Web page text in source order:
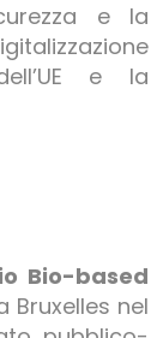
e la
e la
Bio-based
Bruxelles nel